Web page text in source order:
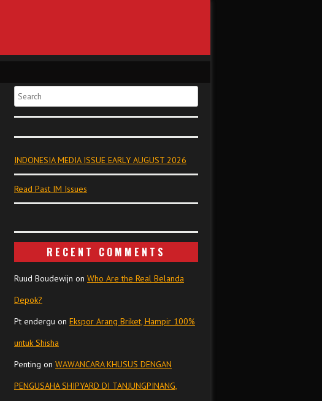
Search
INDONESIA MEDIA ISSUE EARLY AUGUST 2026
Read Past IM Issues
RECENT COMMENTS
Ruud Boudewijn on Who Are the Real Belanda
Depok?
Pt endergu on Ekspor Arang Briket, Hampir 100%
untuk Shisha
Penting on WAWANCARA KHUSUS DENGAN
PENGUSAHA SHIPYARD DI TANJUNGPINANG,